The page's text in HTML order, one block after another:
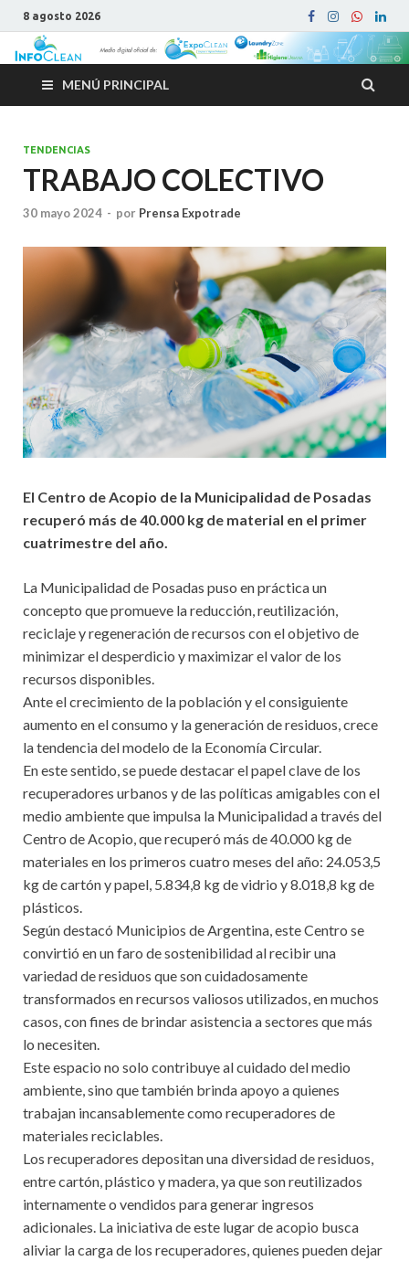
8 agosto 2026
MENÚ PRINCIPAL
TENDENCIAS
TRABAJO COLECTIVO
30 mayo 2024 - por Prensa Expotrade
El Centro de Acopio de la Municipalidad de Posadas
recuperó más de 40.000 kg de material en el primer
cuatrimestre del año.
La Municipalidad de Posadas puso en práctica un
concepto que promueve la reducción, reutilización,
reciclaje y regeneración de recursos con el objetivo de
minimizar el desperdicio y maximizar el valor de los
recursos disponibles.
Ante el crecimiento de la población y el consiguiente
aumento en el consumo y la generación de residuos, crece
la tendencia del modelo de la Economía Circular.
En este sentido, se puede destacar el papel clave de los
recuperadores urbanos y de las políticas amigables con el
medio ambiente que impulsa la Municipalidad a través del
Centro de Acopio, que recuperó más de 40.000 kg de
materiales en los primeros cuatro meses del año: 24.053,5
kg de cartón y papel, 5.834,8 kg de vidrio y 8.018,8 kg de
plásticos.
Según destacó Municipios de Argentina, este Centro se
convirtió en un faro de sostenibilidad al recibir una
variedad de residuos que son cuidadosamente
transformados en recursos valiosos utilizados, en muchos
casos, con fines de brindar asistencia a sectores que más
lo necesiten.
Este espacio no solo contribuye al cuidado del medio
ambiente, sino que también brinda apoyo a quienes
trabajan incansablemente como recuperadores de
materiales reciclables.
Los recuperadores depositan una diversidad de residuos,
entre cartón, plástico y madera, ya que son reutilizados
internamente o vendidos para generar ingresos
adicionales. La iniciativa de este lugar de acopio busca
aliviar la carga de los recuperadores, quienes pueden dejar